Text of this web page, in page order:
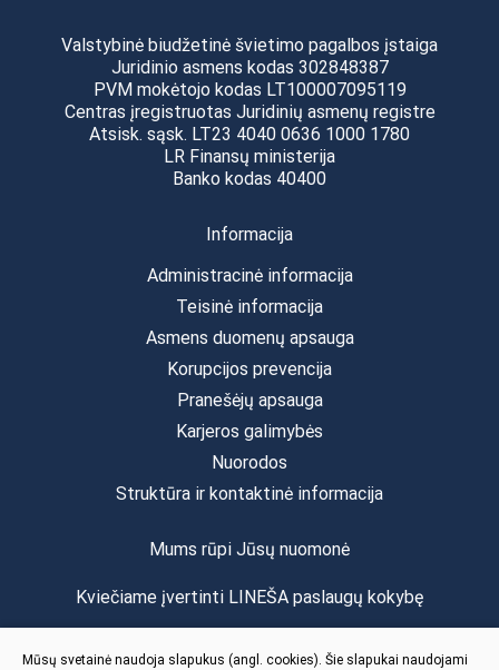
Valstybinė biudžetinė švietimo pagalbos įstaiga
Juridinio asmens kodas 302848387
PVM mokėtojo kodas LT100007095119
Centras įregistruotas Juridinių asmenų registre
Atsisk. sąsk. LT23 4040 0636 1000 1780
LR Finansų ministerija
Banko kodas 40400
Informacija
Administracinė informacija
Teisinė informacija
Asmens duomenų apsauga
Korupcijos prevencija
Pranešėjų apsauga
Karjeros galimybės
Nuorodos
Struktūra ir kontaktinė informacija
Mums rūpi Jūsų nuomonė
Kviečiame įvertinti LINEŠA paslaugų kokybę
Mūsų svetainė naudoja slapukus (angl. cookies). Šie slapukai naudojami